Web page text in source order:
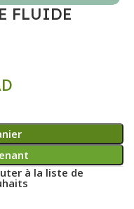
FLUIDE
à la liste de